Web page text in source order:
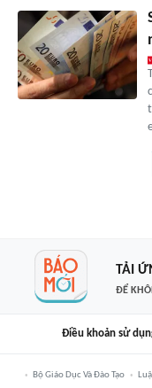
TẢI
ĐỂ
Điều khoản sử
Bộ Giáo Dục Và Đào Tạo